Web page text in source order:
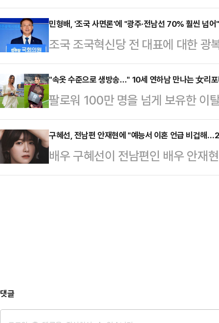
"우리 당의 문호를 개방하고 누구
면 널리 문을 개방해야 된다는 것"
통령은 비상계엄 선포 이후에 상황
다"며 "…
민형배, '조국 사면론'에 "광주·전남선 70% 훨씬 넘어"
조국 조국혁신당 전 대표에 대한 광
가운데, 민형배 더불어민주당 의원
로 기획된 정치 검찰의 난동이었다
야 하는 상황에서 상징적인 의미가
라디오 '뉴스쇼'에서 "특정 정치인
터 기획해 과도하게 몰고 간 측면이
고 내란을 끝내야 하는 상황에서
다"며 "정치적으…
"속옷 수준으로 생방송…" 10세 연하남 만나는 女리
팔로워 100만 명을 넘게 보유한 이
나의 과한 노출 의상이 화제의 중
에 따르면 엘레오노라 인카르도나
스타디움에서 열린 PSG와 바이에
착용했다.공개된 사진에 따르면 인
구혜선, 전남편 안재현에 "예능서 이혼 언급 비겁해
배우 구혜선이 전남편인 배우 안재
혜선은 8일 자신의 SNS를 통해 "'
댓글